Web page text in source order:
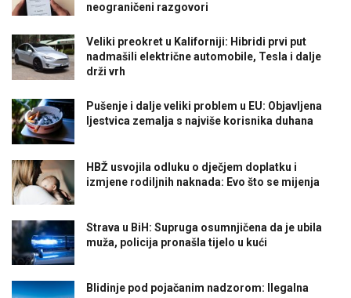
neograničeni razgovori
Veliki preokret u Kaliforniji: Hibridi prvi put
nadmašili električne automobile, Tesla i dalje
drži vrh
Pušenje i dalje veliki problem u EU: Objavljena
ljestvica zemalja s najviše korisnika duhana
HBŽ usvojila odluku o dječjem doplatku i
izmjene rodiljnih naknada: Evo što se mijenja
Strava u BiH: Supruga osumnjičena da je ubila
muža, policija pronašla tijelo u kući
Blidinje pod pojačanim nadzorom: Ilegalna